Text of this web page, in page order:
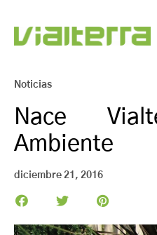
Noticias
Nace
Ambiente
diciembre 21, 2016